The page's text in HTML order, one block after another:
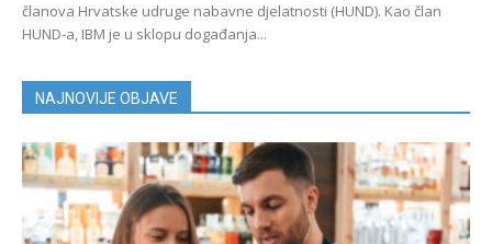
članova Hrvatske udruge nabavne djelatnosti (HUND). Kao član
HUND-a, IBM je u sklopu događanja...
NAJNOVIJE OBJAVE